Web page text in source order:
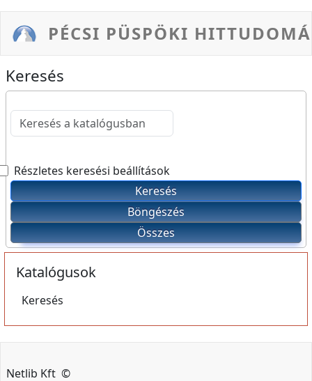
Ugrás a tartalomra
PÉCSI PÜSPÖKI
Katalógusok
Keresés
Keresés
Részletes keresési beállítások
Netlib Kft ©